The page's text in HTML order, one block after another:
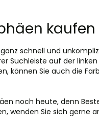
kaufen
schnell und
Suchleiste auf der
können Sie auch die
noch heute, denn
wenden Sie sich gerne